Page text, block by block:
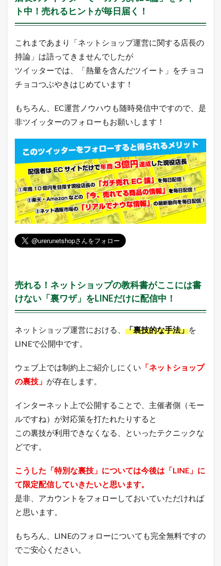
ト中！売れるヒントが毎日届く！
これまであまり「ネットショップ運営に関する店長の
持論」は語ってきませんでしたが
ツイッターでは、「熱量を含んだツイート」をチョコ
チョコつぶやきはじめています！
もちろん、EC運営ノウハウも随時発信中ですので、是
非ツイッターのフォローもお願いします！
売れる！ネットショップの教科書がここには書
けない「裏ワザ」をLINEだけに配信中！
ネットショップ運営における、 「裏技的な手法」を
LINEで公開中です。
ウェブ上では制約上ご紹介しにくい 「ネットショップ
の裏技」 が存在します。
インターネット上で公開することで、主催者側（モー
ルですね）が対応策を打たれたりすると
この裏技が利用できなくなる、といったテクニックな
どです。
こうした「特別な裏技」については今後は「LINE」に
て限定配信していきたいと思います。
是非、アカウントをフォローしておいていただければ
と思います。
もちろん、LINEのフォローについても完全無料ですの
でご安心ください。